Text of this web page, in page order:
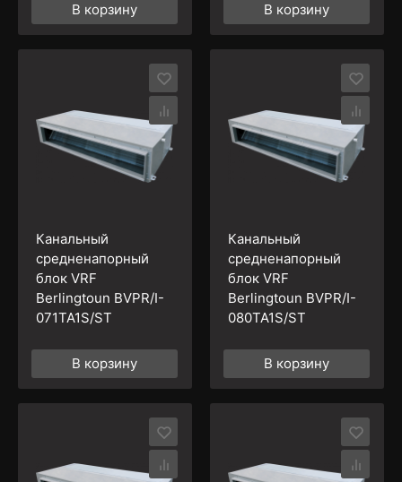
В корзину В корзину
Канальный
средненапорный
блок VRF
Berlingtoun BVPR/I-
071TA1S/ST
В корзину
Канальный
средненапорный
блок VRF
Berlingtoun BVPR/I-
080TA1S/ST
В корзину